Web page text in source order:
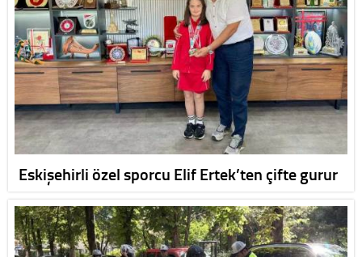
Eskişehirli özel sporcu Elif Ertek’ten çifte gurur